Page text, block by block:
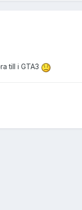
till i GTA3